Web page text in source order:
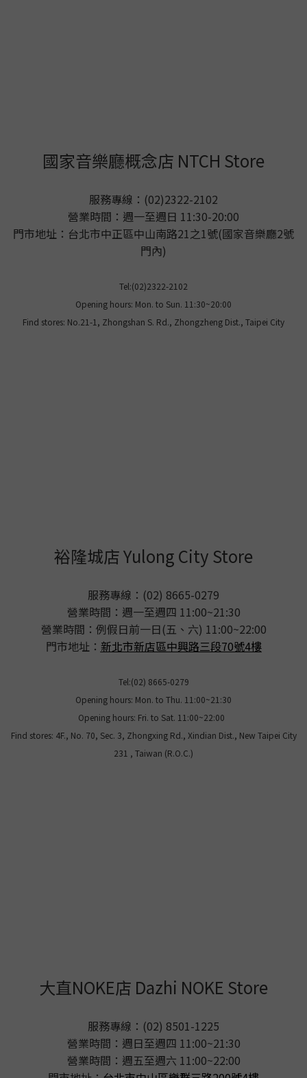
國家音樂廳概念店 NTCH Store
服務專線：(02)2322-2102
營業時間：週一至週日 11:30-20:00
門市地址：台北市中正區中山南路21之1號(國家音樂廳2號
門內)
Tel:(02)2322-2102
Opening hours: Mon. to Sun. 11:30~20:00
Find stores: No.21-1, Zhongshan S. Rd., Zhongzheng Dist., Taipei City
裕隆城店 Yulong City Store
服務專線：(02) 8665-0279
營業時間：週一至週四 11:00~21:30
營業時間：例假日前一日(五、六) 11:00~22:00
門市地址： 新北市新店區中興路三段70號4樓
Tel:(02) 8665-0279
Opening hours: Mon. to Thu. 11:00~21:30
Opening hours: Fri. to Sat. 11:00~22:00
Find stores: 4F., No. 70, Sec. 3, Zhongxing Rd., Xindian Dist., New Taipei City
231 , Taiwan (R.O.C.)
大直NOKE店 Dazhi NOKE Store
服務專線：(02) 8501-1225
營業時間：週日至週四 11:00~21:30
營業時間：週五至週六 11:00~22:00